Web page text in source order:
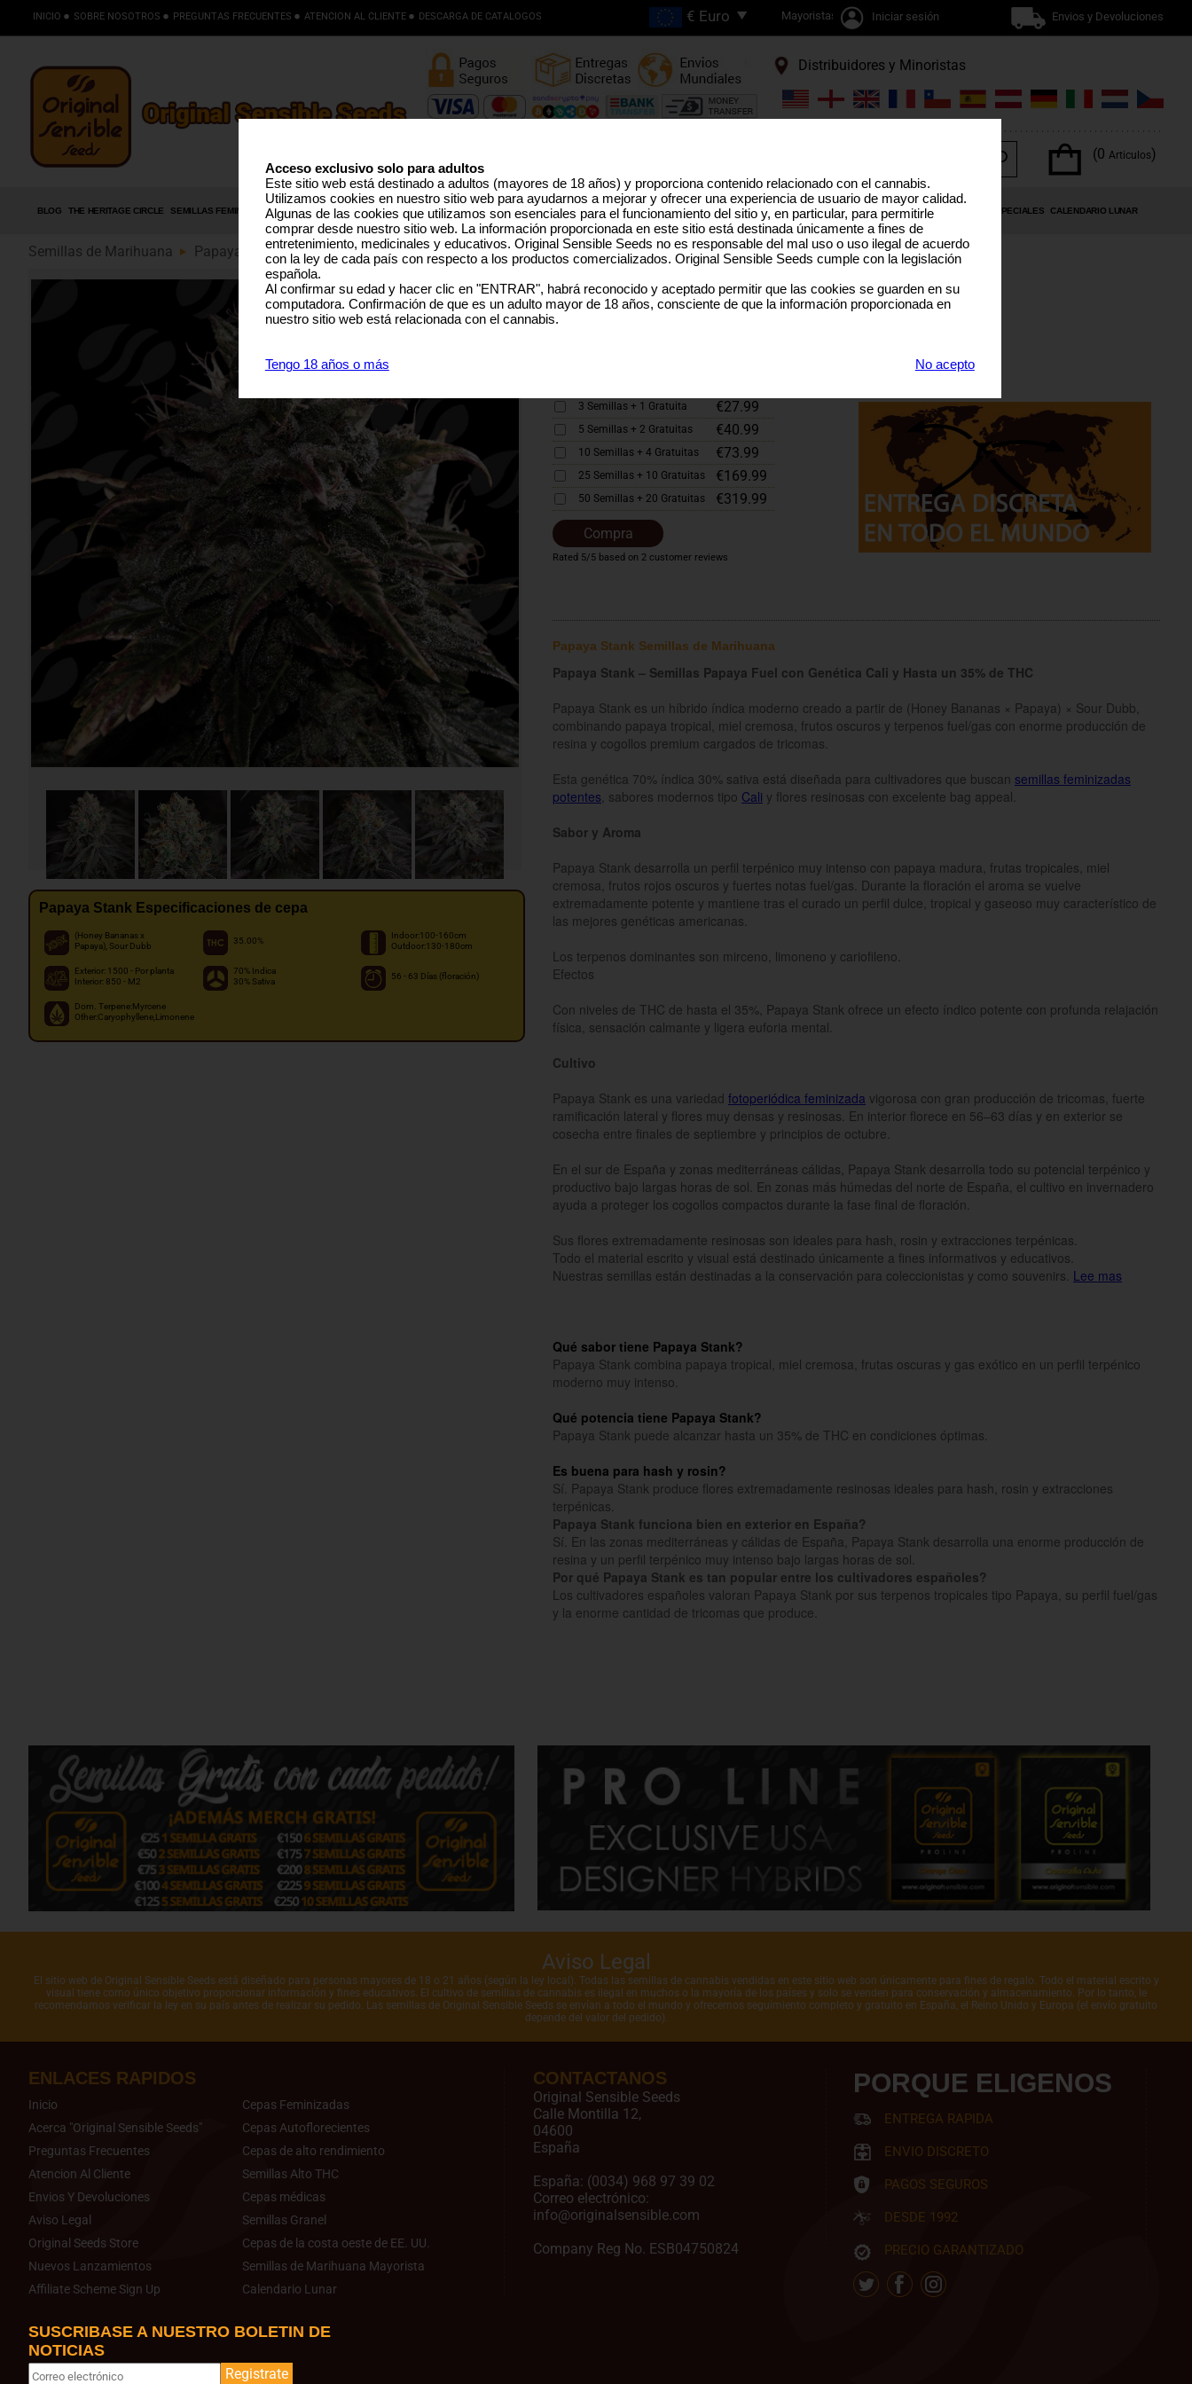
INICIO SOBRE NOSOTROS PREGUNTAS FRECUENTES ATENCION AL CLIENTE DESCARGA DE CATALOGOS Mayoristas Iniciar sesión Envios y Devoluciones
Distribuidores y Minoristas
(0 Articulos)
BLOG THE HERITAGE CIRCLE SEMILLAS FEMINIZADAS SEMILLAS AUTOFLORECIENTES SEMILLAS ALTO THC LÍNEA PRO SEMILLAS MEDICINAL SEMILLAS EEUU SEMILLAS GRANEL TERPENOS DEL CANNABIS OFERTAS ESPECIALES CALENDARIO LUNAR
Semillas de Marihuana Papaya Stank (89)
Papaya Stank Especificaciones de cepa
(Honey Bananas x
Papaya), Sour Dubb
35.00%
Indoor:100-160cm
Outdoor:130-180cm
Exterior: 1500 - Por planta
Interior: 850 - M2
70% Indica
30% Sativa
56 - 63 Días (floración)
Dom. Terpene:Myrcene
Other:Caryophyllene,Limonene
Papaya Stank
(Honey Bananas x Papaya)xSour Dubb
3 Semillas + 1 Gratuita €27.99
5 Semillas + 2 Gratuitas €40.99
10 Semillas + 4 Gratuitas €73.99
25 Semillas + 10 Gratuitas €169.99
50 Semillas + 20 Gratuitas €319.99
Compra
Rated 5/5 based on 2 customer reviews
Papaya Stank Semillas de Marihuana
Papaya Stank – Semillas Papaya Fuel con Genética Cali y Hasta un 35% de THC
Papaya Stank es un híbrido índica moderno creado a partir de (Honey Bananas × Papaya) × Sour Dubb,
combinando papaya tropical, miel cremosa, frutos oscuros y terpenos fuel/gas con enorme producción de
resina y cogollos premium cargados de tricomas.
Esta genética 70% índica 30% sativa está diseñada para cultivadores que buscan semillas feminizadas
potentes, sabores modernos tipo Cali y flores resinosas con excelente bag appeal.
Sabor y Aroma
Papaya Stank desarrolla un perfil terpénico muy intenso con papaya madura, frutas tropicales, miel
cremosa, frutos rojos oscuros y fuertes notas fuel/gas. Durante la floración el aroma se vuelve
extremadamente potente y mantiene tras el curado un perfil dulce, tropical y gaseoso muy característico de
las mejores genéticas americanas.
Los terpenos dominantes son mirceno, limoneno y cariofileno.
Efectos
Con niveles de THC de hasta el 35%, Papaya Stank ofrece un efecto índico potente con profunda relajación
física, sensación calmante y ligera euforia mental.
Cultivo
Papaya Stank es una variedad fotoperiódica feminizada vigorosa con gran producción de tricomas, fuerte
ramificación lateral y flores muy densas y resinosas. En interior florece en 56–63 días y en exterior se
cosecha entre finales de septiembre y principios de octubre.
En el sur de España y zonas mediterráneas cálidas, Papaya Stank desarrolla todo su potencial terpénico y
productivo bajo largas horas de sol. En zonas más húmedas del norte de España, el cultivo en invernadero
ayuda a proteger los cogollos compactos durante la fase final de floración.
Sus flores extremadamente resinosas son ideales para hash, rosin y extracciones terpénicas.
Todo el material escrito y visual está destinado únicamente a fines informativos y educativos.
Nuestras semillas están destinadas a la conservación para coleccionistas y como souvenirs. Lee mas
Qué sabor tiene Papaya Stank?
Papaya Stank combina papaya tropical, miel cremosa, frutas oscuras y gas exótico en un perfil terpénico
moderno muy intenso.
Qué potencia tiene Papaya Stank?
Papaya Stank puede alcanzar hasta un 35% de THC en condiciones óptimas.
Es buena para hash y rosin?
Sí. Papaya Stank produce flores extremadamente resinosas ideales para hash, rosin y extracciones
terpénicas.
Papaya Stank funciona bien en exterior en España?
Sí. En las zonas mediterráneas y cálidas de España, Papaya Stank desarrolla una enorme producción de
resina y un perfil terpénico muy intenso bajo largas horas de sol.
Por qué Papaya Stank es tan popular entre los cultivadores españoles?
Los cultivadores españoles valoran Papaya Stank por sus terpenos tropicales tipo Papaya, su perfil fuel/gas
y la enorme cantidad de tricomas que produce.
Aviso Legal
El sitio web de Original Sensible Seeds está diseñado para personas mayores de 18 o 21 años (según la ley local). Todas las semillas de cannabis vendidas en este sitio web son únicamente para fines de regalo. Todo el material escrito y
visual tiene como único objetivo proporcionar información y fines educativos. El cultivo de semillas de cannabis es ilegal en muchos o la mayoría de los países y solo se venden para conservación y almacenamiento. Por lo tanto, le
recomendamos verificar la ley en su país antes de realizar su pedido. Las semillas de Original Sensible Seeds se envían a todo el mundo y ofrecemos seguimiento completo y gratuito en España, el Reino Unido y Europa (el envío gratuito
depende del valor del pedido).
ENLACES RAPIDOS
Inicio
Acerca "Original Sensible Seeds"
Preguntas Frecuentes
Atencion Al Cliente
Envios Y Devoluciones
Aviso Legal
Original Seeds Store
Nuevos Lanzamientos
Affiliate Scheme Sign Up
Cepas Feminizadas
Cepas Autoflorecientes
Cepas de alto rendimiento
Semillas Alto THC
Cepas médicas
Semillas Granel
Cepas de la costa oeste de EE. UU.
Semillas de Marihuana Mayorista
Calendario Lunar
CONTACTANOS
Original Sensible Seeds
Calle Montilla 12,
04600
España
España: (0034) 968 97 39 02
Correo electrónico:
info@originalsensible.com
Company Reg No. ESB04750824
PORQUE ELIGENOS
ENTREGA RAPIDA
ENVIO DISCRETO
PAGOS SEGUROS
DESDE 1992
PRECIO GARANTIZADO
SUSCRIBASE A NUESTRO BOLETIN DE
NOTICIAS
Registrate
Acceso exclusivo solo para adultos
Este sitio web está destinado a adultos (mayores de 18 años) y proporciona contenido relacionado con el cannabis.
Utilizamos cookies en nuestro sitio web para ayudarnos a mejorar y ofrecer una experiencia de usuario de mayor calidad.
Algunas de las cookies que utilizamos son esenciales para el funcionamiento del sitio y, en particular, para permitirle
comprar desde nuestro sitio web. La información proporcionada en este sitio está destinada únicamente a fines de
entretenimiento, medicinales y educativos. Original Sensible Seeds no es responsable del mal uso o uso ilegal de acuerdo
con la ley de cada país con respecto a los productos comercializados. Original Sensible Seeds cumple con la legislación
española.
Al confirmar su edad y hacer clic en "ENTRAR", habrá reconocido y aceptado permitir que las cookies se guarden en su
computadora. Confirmación de que es un adulto mayor de 18 años, consciente de que la información proporcionada en
nuestro sitio web está relacionada con el cannabis.
Tengo 18 años o más No acepto